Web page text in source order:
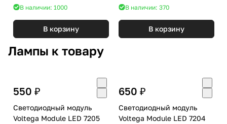
В наличии: 1000
В корзину
В наличии: 370
В корзину
Лампы к товару
550 ₽
Светодиодный модуль
Voltega Module LED 7205
650 ₽
Светодиодный модуль
Voltega Module LED 7204